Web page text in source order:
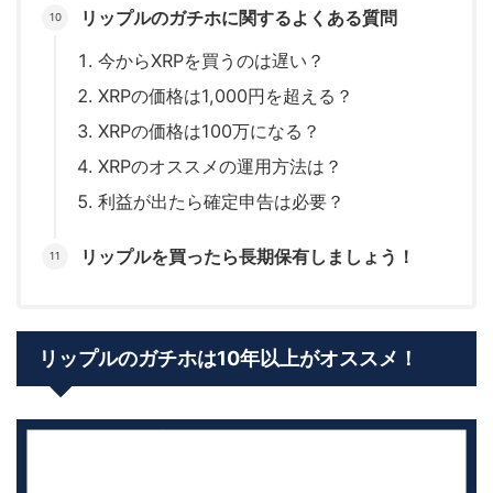
リップルのガチホに関するよくある質問
今からXRPを買うのは遅い？
XRPの価格は1,000円を超える？
XRPの価格は100万になる？
XRPのオススメの運用方法は？
利益が出たら確定申告は必要？
リップルを買ったら長期保有しましょう！
リップルのガチホは10年以上がオススメ！